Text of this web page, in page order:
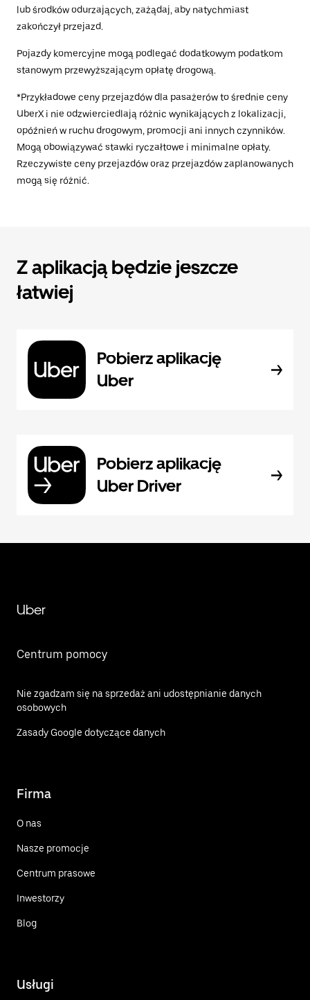
lub środków odurzających, zażądaj, aby natychmiast
zakończył przejazd.
Pojazdy komercyjne mogą podlegać dodatkowym podatkom
stanowym przewyższającym opłatę drogową.
*Przykładowe ceny przejazdów dla pasażerów to średnie ceny
UberX i nie odzwierciedlają różnic wynikających z lokalizacji,
opóźnień w ruchu drogowym, promocji ani innych czynników.
Mogą obowiązywać stawki ryczałtowe i minimalne opłaty.
Rzeczywiste ceny przejazdów oraz przejazdów zaplanowanych
mogą się różnić.
Z aplikacją będzie jeszcze
łatwiej
Pobierz aplikację
Uber
Pobierz aplikację
Uber Driver
Uber
Centrum pomocy
Nie zgadzam się na sprzedaż ani udostępnianie danych
osobowych
Zasady Google dotyczące danych
Firma
O nas
Nasze promocje
Centrum prasowe
Inwestorzy
Blog
Usługi